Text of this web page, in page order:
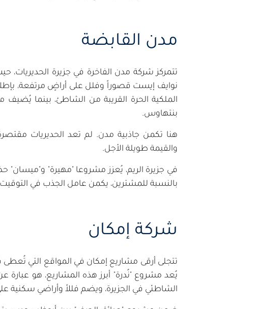
مدن القابضة
تتمركز شركة مدن الفاخرة في جزيرة
نوايف إيست قصوراً وفلل على أراضٍ مرتفعة،
الملكية الحرة القريبة من الشاطئ، بينما
بنتهاوس.
هنا تكمن جاذبية مدن. لم تعد الحديريات
والقيمة طويلة الأجل.
في جزيرة الريم، يُعزز مشروعا "مهيرة" و"ميسان"
بالنسبة للمشترين، يكمن عامل الجذب في
شركة إمكان
تتجلى أرقى مشاريع إمكان في المواقع التي
الشاطئي في الجزيرة، ويضم فللاً وأراضي سكنية